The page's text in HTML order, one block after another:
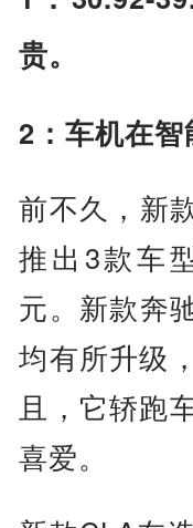
贵。
2：车机在智
前不久，新
推出3款车
元。新款奔
均有所升级
且，它轿跑
喜爱。